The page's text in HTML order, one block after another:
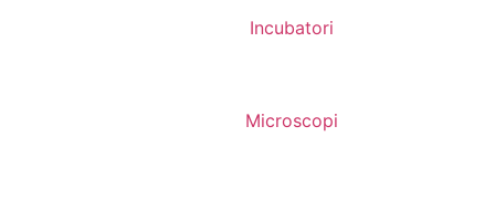
Incubatori
Microscopi